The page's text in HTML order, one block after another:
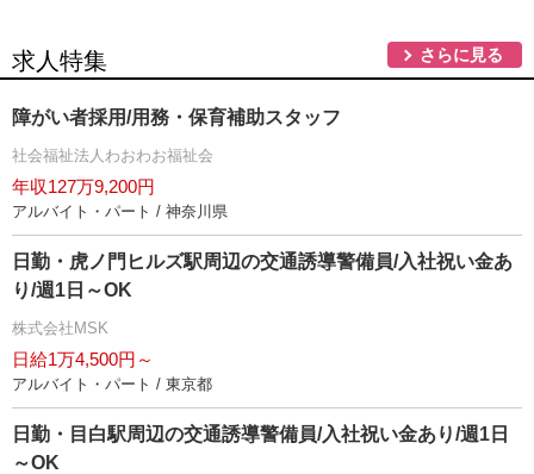
求人特集 さらに見る
障がい者採用/用務・保育補助スタッフ
社会福祉法人わおわお福祉会
年収127万9,200円
アルバイト・パート / 神奈川県
日勤・虎ノ門ヒルズ駅周辺の交通誘導警備員/入社祝い金あ
り/週1日～OK
株式会社MSK
日給1万4,500円～
アルバイト・パート / 東京都
日勤・目白駅周辺の交通誘導警備員/入社祝い金あり/週1日
～OK